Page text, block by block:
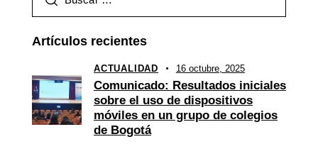
Artículos recientes
ACTUALIDAD 16 octubre, 2025
Comunicado: Resultados iniciales
sobre el uso de dispositivos
móviles en un grupo de colegios
de Bogotá